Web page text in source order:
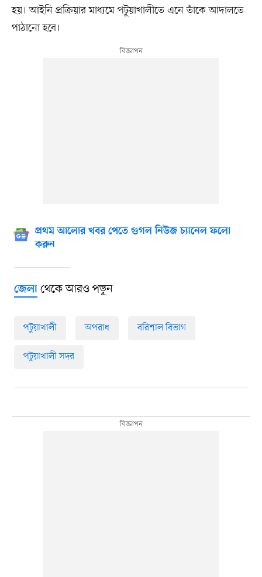
হয়। আইনি প্রক্রিয়ার মাধ্যমে পটুয়াখালীতে এনে তাঁকে আদালতে
পাঠানো হবে।
প্রথম আলোর খবর পেতে গুগল নিউজ চ্যানেল ফলো
করুন
জেলাথেকে আরও পড়ুন
পটুয়াখালী অপরাধ বরিশাল বিভাগ
পটুয়াখালী সদর